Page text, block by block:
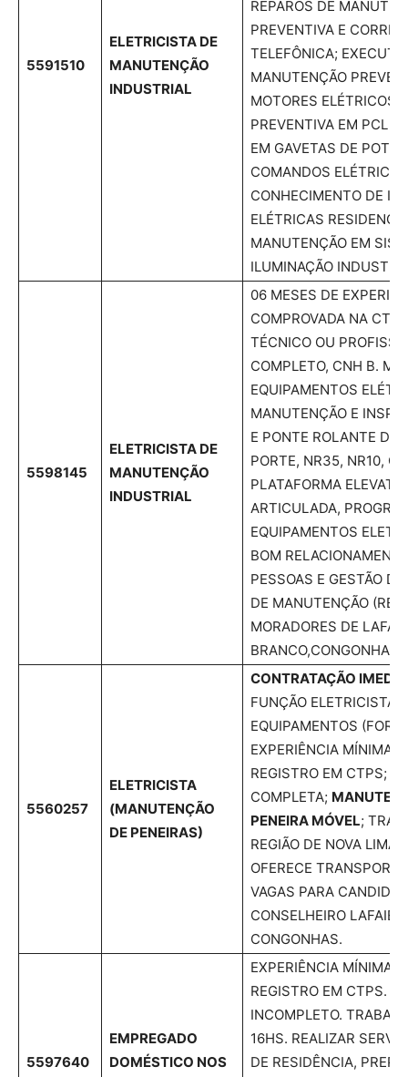
5591510
ELETRICISTA DE
MANUTENÇÃO
INDUSTRIAL
REPAROS DE
PREVENTIVA E
TELEFÔNICA;
MANUTENÇÃO
MOTORES ELÉTRICOS;
PREVENTIVA EM
EM GAVETAS DE
COMANDOS
CONHECIMENTO DE
ELÉTRICAS
MANUTENÇÃO EM
ILUMINAÇÃO
5598145
ELETRICISTA DE
MANUTENÇÃO
INDUSTRIAL
06 MESES DE
COMPROVADA NA
TÉCNICO OU
COMPLETO, CNH B.
EQUIPAMENTOS
MANUTENÇÃO E
E PONTE ROLANTE DE
PORTE, NR35, NR10,
PLATAFORMA
ARTICULADA,
EQUIPAMENTOS
BOM
PESSOAS E GESTÃO
DE MANUTENÇÃO
MORADORES DE
BRANCO,CONGONHAS
5560257
ELETRICISTA
(MANUTENÇÃO
DE PENEIRAS)
CONTRATAÇÃO
FUNÇÃO ELETRICISTA
EQUIPAMENTOS
EXPERIÊNCIA MÍNIMA
REGISTRO EM CTPS; 5º
COMPLETA;
PENEIRA MÓVEL;
REGIÃO DE NOVA LIMA
OFERECE
VAGAS PARA
CONSELHEIRO
CONGONHAS.
5597640
EMPREGADO
DOMÉSTICO NOS
EXPERIÊNCIA MÍNIMA
REGISTRO EM CTPS.
INCOMPLETO.
16HS. REALIZAR
DE RESIDÊNCIA,